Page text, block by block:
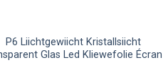
P6 Liichtgewiicht Kristallsiicht
Glas Led Kliewefolie Écran